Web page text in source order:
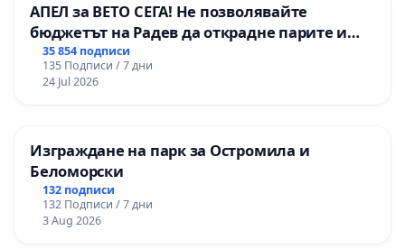
АПЕЛ за ВЕТО СЕГА! Не позволявайте
бюджетът на Радев да открадне парите и
правата ни в тъмното
35 854 подписи
135 Подписи / 7 дни
24 Jul 2026
Изграждане на парк за Остромила и
Беломорски
132 подписи
132 Подписи / 7 дни
3 Aug 2026